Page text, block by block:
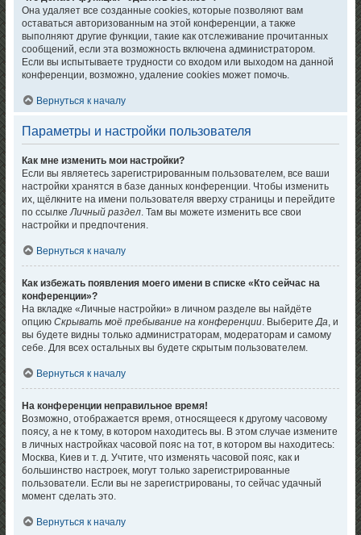
Она удаляет все созданные cookies, которые позволяют вам
оставаться авторизованным на этой конференции, а также
выполняют другие функции, такие как отслеживание прочитанных
сообщений, если эта возможность включена администратором.
Если вы испытываете трудности со входом или выходом на данной
конференции, возможно, удаление cookies может помочь.
Вернуться к началу
Параметры и настройки пользователя
Как мне изменить мои настройки?
Если вы являетесь зарегистрированным пользователем, все ваши
настройки хранятся в базе данных конференции. Чтобы изменить
их, щёлкните на имени пользователя вверху страницы и перейдите
по ссылкеЛичный раздел. Там вы можете изменить все свои
настройки и предпочтения.
Вернуться к началу
Как избежать появления моего имени в списке «Кто сейчас на
конференции»?
На вкладке «Личные настройки» в личном разделе вы найдёте
опциюСкрывать моё пребывание на конференции. ВыберитеДа, и
вы будете видны только администраторам, модераторам и самому
себе. Для всех остальных вы будете скрытым пользователем.
Вернуться к началу
На конференции неправильное время!
Возможно, отображается время, относящееся к другому часовому
поясу, а не к тому, в котором находитесь вы. В этом случае измените
в личных настройках часовой пояс на тот, в котором вы находитесь:
Москва, Киев и т. д. Учтите, что изменять часовой пояс, как и
большинство настроек, могут только зарегистрированные
пользователи. Если вы не зарегистрированы, то сейчас удачный
момент сделать это.
Вернуться к началу